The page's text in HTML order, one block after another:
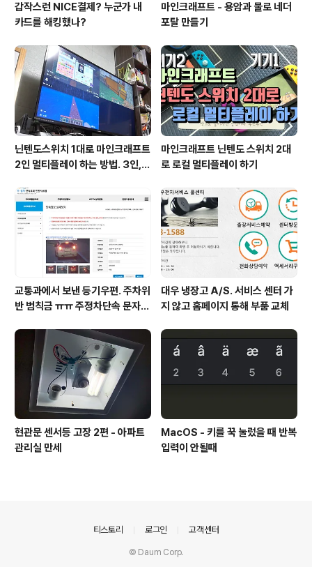
갑작스런 NICE결제? 누군가 내
카드를 해킹했나?
마인크래프트 - 용암과 물로 네더
포탈 만들기
닌텐도스위치 1대로 마인크래프트
2인 멀티플레이 하는 방법. 3인, 4
마인크래프트 닌텐도 스위치 2대
로 로컬 멀티플레이 하기
교통과에서 보낸 등기우편. 주차위
반 범칙금 ㅠㅠ 주정차단속 문자알
대우 냉장고 A/S. 서비스 센터 가
지 않고 홈페이지 통해 부품 교체
현관문 센서등 고장 2편 - 아파트
관리실 만세
MacOS - 키를 꾹 눌렀을 때 반복
입력이 안될때
티스토리 로그인 고객센터
© Daum Corp.